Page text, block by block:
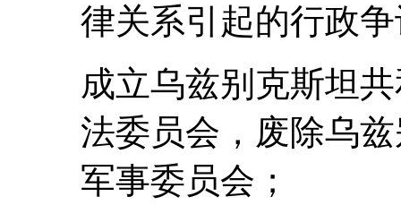
律关系引起的行政
成立乌兹别克斯坦
法委员会，废除乌
军事委员会；